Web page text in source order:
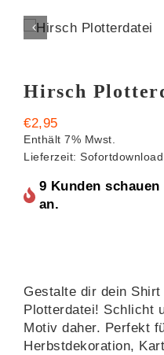
Hirsch
€2,95
Enthält 7% Mwst.
Lieferzeit: Sofortdownload
9 Kunden
an.
Gestalte dir dein
Plotterdatei! Schlicht
Motiv daher. Perfekt
Herbstdekoration,